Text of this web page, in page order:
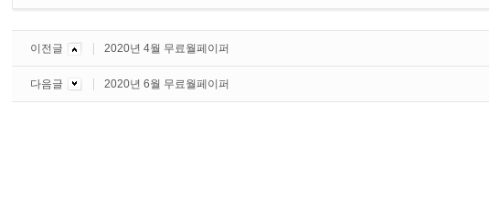
이전글 2020년 4월 무료월페이퍼
다음글 2020년 6월 무료월페이퍼